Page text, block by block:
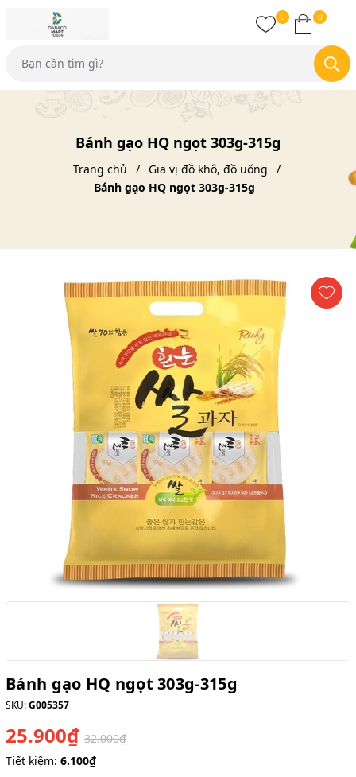
0 0
Bánh gạo HQ ngọt 303g-315g
Trang chủ
Gia vị đồ khô, đồ uống
Bánh gạo HQ ngọt 303g-315g
Bánh gạo HQ ngọt 303g-315g
SKU:G005357
25.900₫ 32.000₫
Tiết kiệm: 6.100₫